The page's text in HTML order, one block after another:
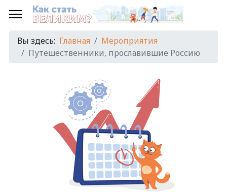
Вы здесь: Главная
Мероприятия
Путешественники, прославившие Россию
годмесяц
годмесяц